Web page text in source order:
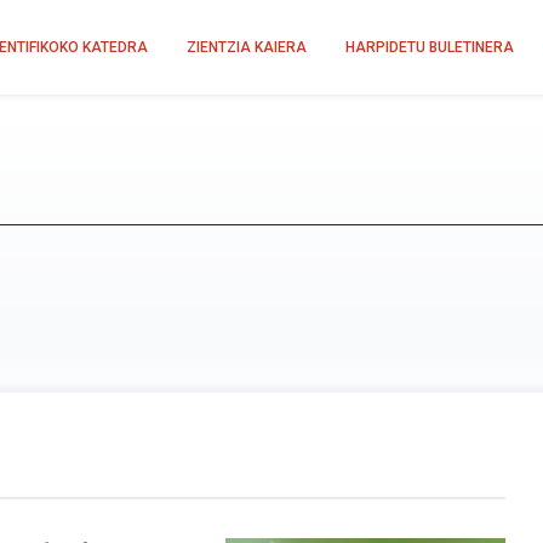
KATEDRA ZIENTZIA KAIERA HARPIDETU BULETINERA